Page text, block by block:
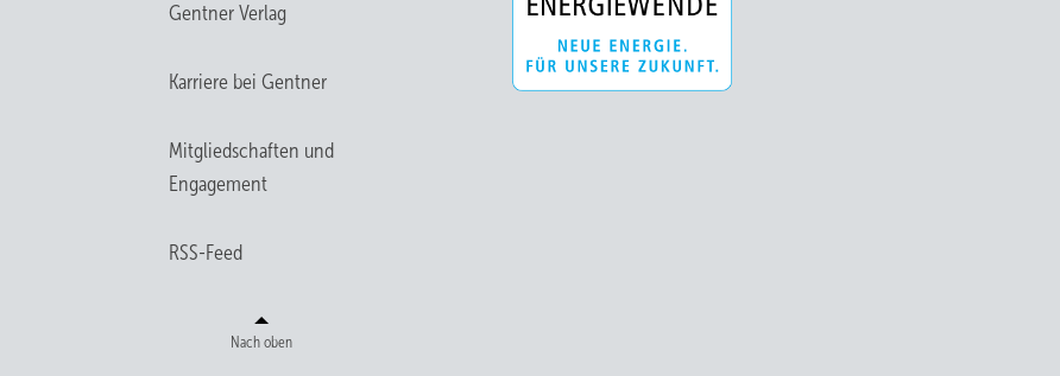
Gentner Verlag
Karriere bei Gentner
Mitgliedschaften und
Engagement
RSS-Feed
Nach oben